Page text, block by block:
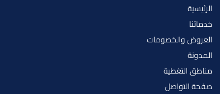
الرئيسية
خدماتنا
العروض والخصومات
المدونة
مناطق التغطية
صفحة التواصل